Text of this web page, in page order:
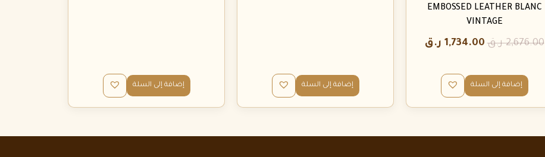
EMBOSSED LEATHER BLANC
VINTAGE
2,676.00 ر.ق 1,734.00 ر.ق
إضافة إلى السلة إضافة إلى السلة إضافة إلى السلة